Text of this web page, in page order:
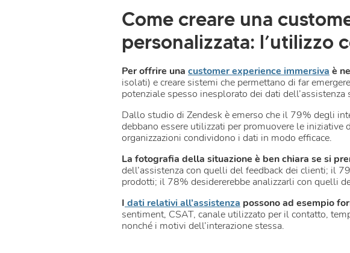
Come creare una
personalizzata: l’utilizzo
Per offrire una customer experience immersiva è
isolati) e creare sistemi che permettano di far
potenziale spesso inesplorato dei dati
Dallo studio di Zendesk è emerso che il 79% degli
debbano essere utilizzati per promuovere le
organizzazioni condividono i dati in modo efficace.
La fotografia della situazione è ben chiara se si
dell’assistenza con quelli del feedback dei clienti; il
prodotti; il 78% desidererebbe analizzarli con quelli
I dati relativi all’assistenza possono ad esempio
sentiment, CSAT, canale utilizzato per il contatto,
nonché i motivi dell’interazione stessa.